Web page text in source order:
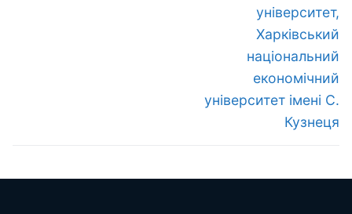
університет,
Харківський
національний
економічний
університет імені С.
Кузнеця